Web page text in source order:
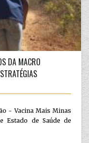
DA MACRO
- Vacina Mais Minas
Estado de Saúde de